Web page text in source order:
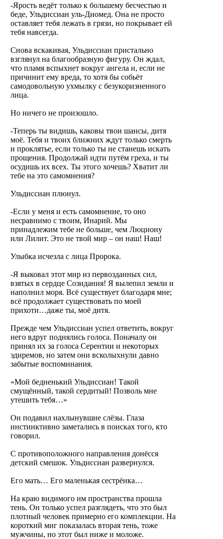
-Ярость ведёт только к большему бесчестью и
беде, Ульдиссиан уль-Диомед. Она не просто
оставляет тебя лежать в грязи, но покрывает ей
тебя навсегда.
Снова вскакивая, Ульдиссиан пристально
взглянул на благообразную фигуру. Он ждал,
что пламя вспыхнет вокруг ангела и, если не
причинит ему вреда, то хотя бы собьёт
самодовольную ухмылку с безукоризненного
лица.
Но ничего не произошло.
-Теперь ты видишь, каковы твои шансы, дитя
моё. Тебя и твоих ближних ждут только смерть
и проклятье, если только ты не станешь искать
прощения. Продолжай идти путём греха, и ты
осудишь их всех. Ты этого хочешь? Хватит ли
тебе на это самомнения?
Ульдиссиан плюнул.
-Если у меня и есть самомнение, то оно
несравнимо с твоим, Инарий. Мы
принадлежим тебе не больше, чем Люциону
или Лилит. Это не твой мир – он наш! Наш!
Улыбка исчезла с лица Пророка.
-Я выковал этот мир из первозданных сил,
взятых в сердце Созидания! Я вылепил земли и
наполнил моря. Всё существует благодаря мне;
всё продолжает существовать по моей
прихоти…даже ты, моё дитя.
Прежде чем Ульдиссиан успел ответить, вокруг
него вдруг поднялись голоса. Поначалу он
принял их за голоса Серентии и некоторых
эдиремов, но затем они всколыхнули давно
забытые воспоминания.
«Мой бедненький Ульдиссиан! Такой
смущённый, такой сердитый! Позволь мне
утешить тебя…»
Он подавил нахлынувшие слёзы. Глаза
инстинктивно заметались в поисках того, кто
говорил.
С противоположного направления донёсся
детский смешок. Ульдиссиан развернулся.
Его мать… Его маленькая сестрёнка…
На краю видимого им пространства прошла
тень. Он только успел разглядеть, что это был
плотный человек примерно его комплекции. На
короткий миг показалась вторая тень, тоже
мужчины, но этот был ниже и моложе.